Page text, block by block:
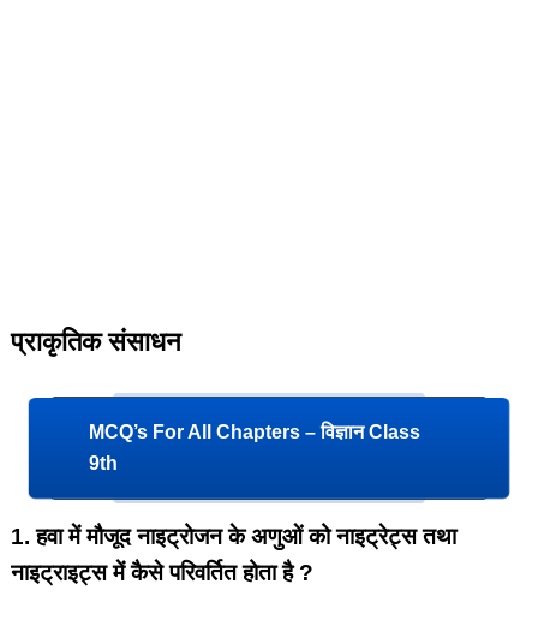
प्राकृतिक संसाधन
MCQ’s For All Chapters – विज्ञान Class
9th
1.हवा में मौजूद नाइट्रोजन के अणुओं को नाइट्रेट्स तथा
नाइट्राइट्स में कैसे परिवर्तित होता है ?